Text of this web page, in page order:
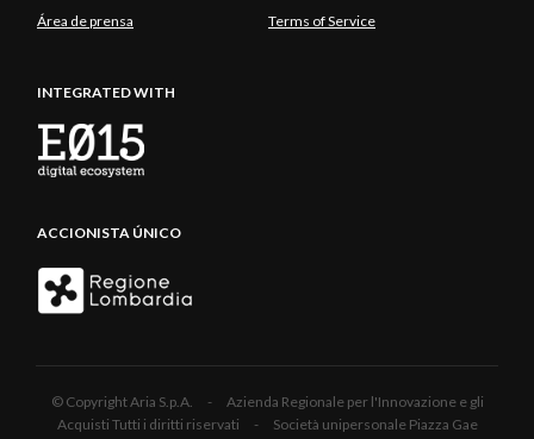
Área de prensa Terms of Service
INTEGRATED WITH
ACCIONISTA ÚNICO
© Copyright Aria S.p.A. - Azienda Regionale per l'Innovazione e gli
Acquisti Tutti i diritti riservati - Società unipersonale Piazza Gae